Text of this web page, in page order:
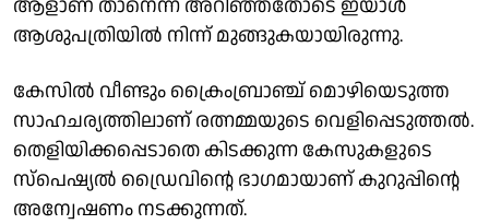
ആളാണ് താനെന്ന് അറിഞ്ഞതോടെ ഇയാൾ
ആശുപത്രിയിൽ നിന്ന് മുങ്ങുകയായിരുന്നു.
കേസിൽ വീണ്ടും ക്രൈംബ്രാഞ്ച് മൊഴിയെടുത്ത
സാഹചര്യത്തിലാണ് രത്നമ്മയുടെ വെളിപ്പെടുത്തൽ.
തെളിയിക്കപ്പെടാതെ കിടക്കുന്ന കേസുകളുടെ
സ്‌പെഷ്യൽ ഡ്രൈവിൻ്റെ ഭാഗമായാണ് കുറുപ്പിൻ്റെ
അന്വേഷണം നടക്കുന്നത്.